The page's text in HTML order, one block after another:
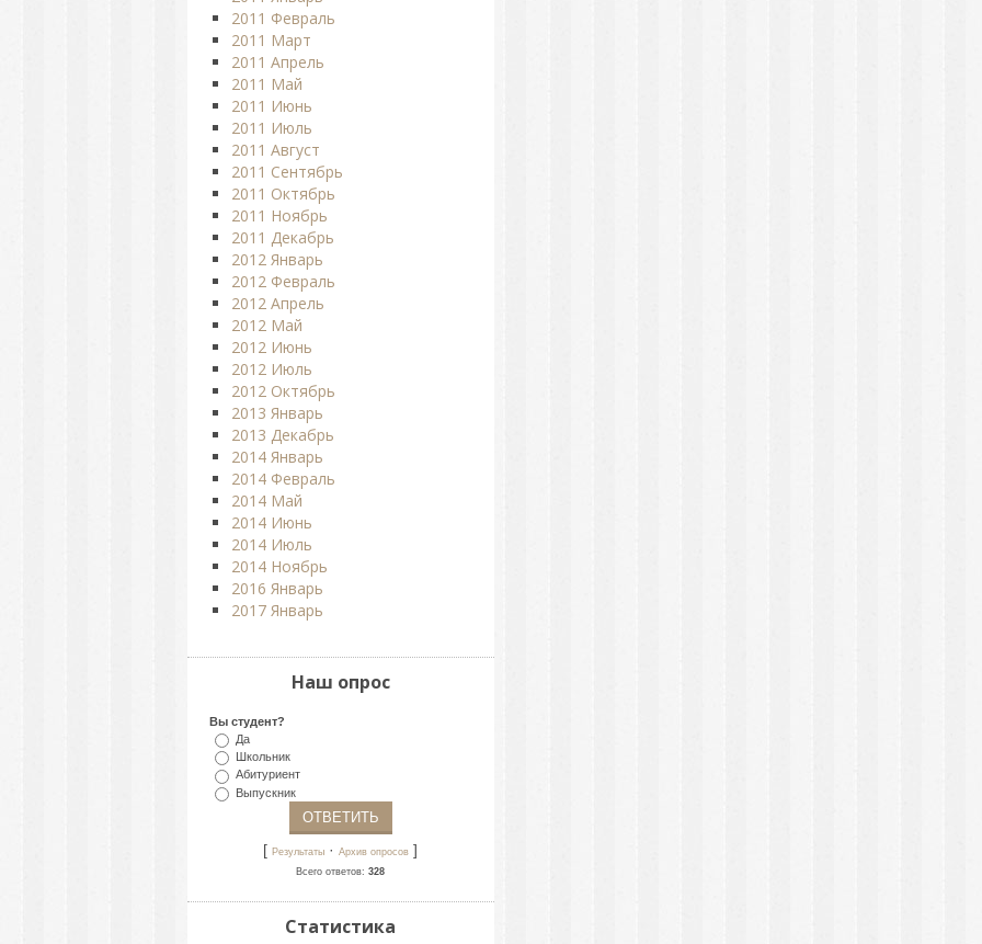
2011 Февраль
2011 Март
2011 Апрель
2011 Май
2011 Июнь
2011 Июль
2011 Август
2011 Сентябрь
2011 Октябрь
2011 Ноябрь
2011 Декабрь
2012 Январь
2012 Февраль
2012 Апрель
2012 Май
2012 Июнь
2012 Июль
2012 Октябрь
2013 Январь
2013 Декабрь
2014 Январь
2014 Февраль
2014 Май
2014 Июнь
2014 Июль
2014 Ноябрь
2016 Январь
2017 Январь
Наш опрос
Вы студент?
Да
Школьник
Абитуриент
Выпускник
[ Результаты · Архив опросов ]
Всего ответов: 328
Статистика